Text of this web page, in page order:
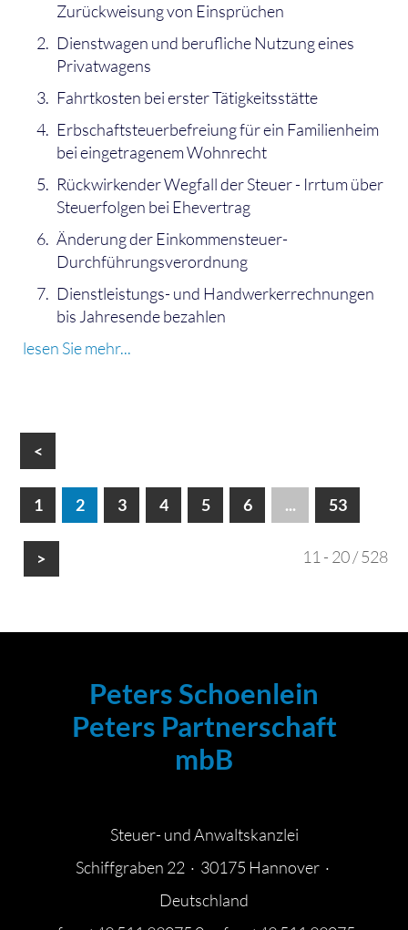
Zurückweisung von Einsprüchen
Dienstwagen und berufliche Nutzung eines
Privatwagens
Fahrtkosten bei erster Tätigkeitsstätte
Erbschaftsteuerbefreiung für ein Familienheim
bei eingetragenem Wohnrecht
Rückwirkender Wegfall der Steuer - Irrtum über
Steuerfolgen bei Ehevertrag
Änderung der Einkommensteuer-
Durchführungsverordnung
Dienstleistungs- und Handwerkerrechnungen
bis Jahresende bezahlen
lesen Sie mehr...
<
1 2 3 4 5 6 ... 53
> 11 - 20 / 528
Peters Schoenlein
Peters Partnerschaft
mbB
Steuer- und Anwaltskanzlei
Schiffgraben 22 · 30175 Hannover ·
Deutschland